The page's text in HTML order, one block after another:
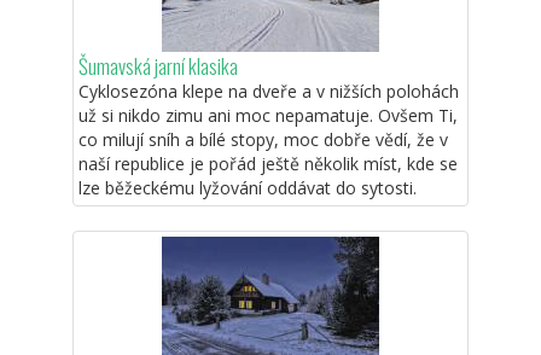
Šumavská jarní klasika
Cyklosezóna klepe na dveře a v nižších polohách
už si nikdo zimu ani moc nepamatuje. Ovšem Ti,
co milují sníh a bílé stopy, moc dobře vědí, že v
naší republice je pořád ještě několik míst, kde se
lze běžeckému lyžování oddávat do sytosti.